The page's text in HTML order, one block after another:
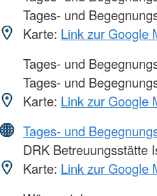
Tages- und
Karte: Link zur Google
Tages- und
Tages- und
Karte: Link zur Google
Tages- und
DRK Betreuungsstätte
Karte: Link zur Google